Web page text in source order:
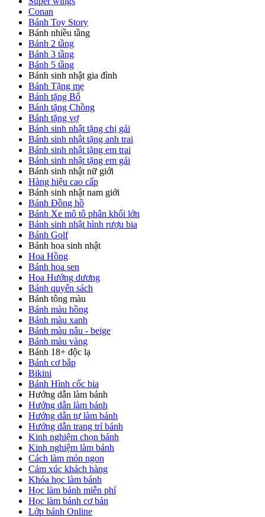
Conan
Bánh Toy Story
Bánh nhiều tầng
Bánh 2 tầng
Bánh 3 tầng
Bánh 5 tầng
Bánh sinh nhật gia đình
Bánh Tặng mẹ
Bánh tặng Bố
Bánh tặng Chồng
Bánh tặng vợ
Bánh sinh nhật tặng chị gái
Bánh sinh nhật tặng anh trai
Bánh sinh nhật tặng em trai
Bánh sinh nhật tặng em gái
Bánh sinh nhật nữ giới
Hàng hiệu cao cấp
Bánh sinh nhật nam giới
Bánh Đồng hồ
Bánh Xe mô tô phân khối lớn
Bánh sinh nhật hình rượu bia
Bánh Golf
Bánh hoa sinh nhật
Hoa Hồng
Bánh hoa sen
Hoa Hướng dương
Bánh quyển sách
Bánh tông màu
Bánh màu hồng
Bánh màu xanh
Bánh màu nâu - beige
Bánh màu vàng
Bánh 18+ độc lạ
Bánh cơ bắp
Bikini
Bánh Hình cốc bia
Hướng dẫn làm bánh
Hướng dẫn làm bánh
Hướng dẫn tự làm bánh
Hướng dẫn trang trí bánh
Kinh nghiệm chọn bánh
Kinh nghiệm làm bánh
Cách làm món ngon
Cảm xúc khách hàng
Khóa học làm bánh
Học làm bánh miễn phí
Học làm bánh cơ bản
Lớp bánh Online